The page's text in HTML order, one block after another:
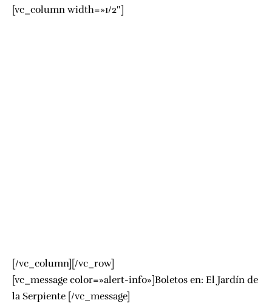
[vc_column width=»1/2″]
[/vc_column][/vc_row]
[vc_message color=»alert-info»]Boletos en: El Jardín de
la Serpiente [/vc_message]